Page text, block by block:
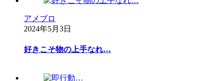
アメブロ
2024年5月3日
好きこそ物の上手なれ…